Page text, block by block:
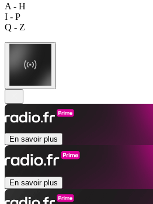
A - H
I - P
Q - Z
En savoir plus
En savoir plus